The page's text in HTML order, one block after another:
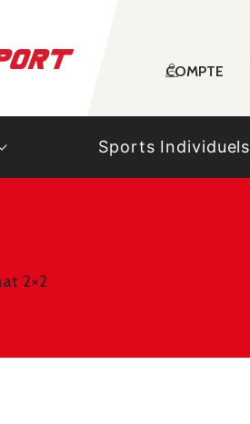
COMPTE
Sports Individuels
2×2